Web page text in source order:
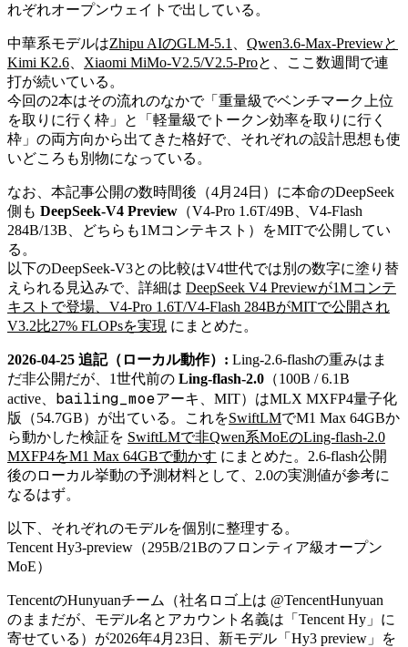
れぞれオープンウェイトで出している。
中華系モデルはZhipu AIのGLM-5.1
Qwen3.6-Max-Previewと
Kimi K2.6
Xiaomi MiMo-V2.5/V2.5-Proと、ここ数週間で連
打が続いている。
今回の2本はその流れのなかで「重量級でベンチマーク上位
を取りに行く枠」と「軽量級でトークン効率を取りに行く
枠」の両方向から出てきた格好で、それぞれの設計思想も使
いどころも別物になっている。
なお、本記事公開の数時間後（4月24日）に本命のDeepSeek
側も DeepSeek-V4 Preview （V4-Pro 1.6T/49B、V4-Flash
284B/13B、どちらも1Mコンテキスト）をMITで公開してい
る。
以下のDeepSeek-V3との比較はV4世代では別の数字に塗り替
えられる見込みで、詳細は DeepSeek V4 Previewが1Mコンテ
キストで登場、V4-Pro 1.6T/V4-Flash 284BがMITで公開され
V3.2比27% FLOPsを実現 にまとめた。
2026-04-25 追記（ローカル動作）: Ling-2.6-flashの重みはま
だ非公開だが、1世代前の Ling-flash-2.0 （100B / 6.1B
active、 bailing_moeアーキ、MIT）はMLX MXFP4量子化
版（54.7GB）が出ている。これをSwiftLMでM1 Max 64GBか
ら動かした検証を SwiftLMで非Qwen系MoEのLing-flash-2.0
MXFP4をM1 Max 64GBで動かす にまとめた。2.6-flash公開
後のローカル挙動の予測材料として、2.0の実測値が参考に
なるはず。
以下、それぞれのモデルを個別に整理する。
Tencent Hy3-preview（295B/21Bのフロンティア級オープン
MoE）
TencentのHunyuanチーム（社名ロゴ上は @TencentHunyuan
のままだが、モデル名とアカウント名義は「Tencent Hy」に
寄せている）が2026年4月23日、新モデル「Hy3 preview」を